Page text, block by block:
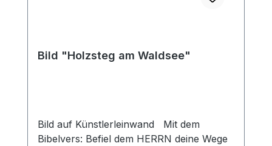
Bild "Holzsteg am Waldsee"
Bild auf Künstlerleinwand Mit dem
Bibelvers: Befiel dem HERRN deine Wege